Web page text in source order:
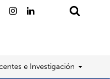
e Investigación